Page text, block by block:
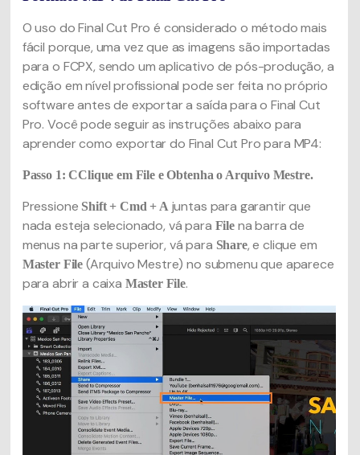
O uso do Final Cut Pro é considerado o método mais
fácil porque, uma vez que as imagens são importadas
para o FCPX, sendo um aplicativo de pós-produção, a
edição em nível profissional pode ser feita no próprio
software antes de exportar a saída para o Final Cut
Pro. Você pode seguir as instruções abaixo para
aprender como exportar do Final Cut Pro para MP4:
Passo 1: CClique em File e Obtenha o Arquivo Mestre.
Pressione Shift + Cmd + Ajuntas para garantir que
nada esteja selecionado, vá para Filena barra de
menus na parte superior, vá para Share, e clique em
Master File (Arquivo Mestre) no submenu que aparece
para abrir a caixa Master File.